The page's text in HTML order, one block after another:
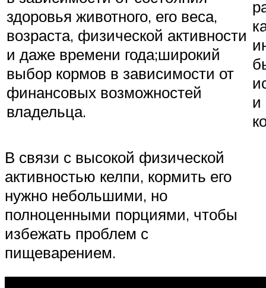
здоровья животного, его веса,
возраста, физической активности
и даже времени года;широкий
выбор кормов в зависимости от
финансовых возможностей
владельца.
и
В связи с высокой физической
активностью келпи, кормить его
нужно небольшими, но
полноценными порциями, чтобы
избежать проблем с
пищеварением.